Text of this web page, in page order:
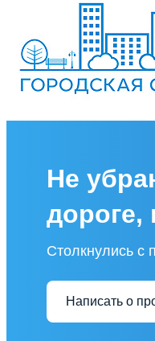
Не
дороге,
Столкнулись с
Написать о